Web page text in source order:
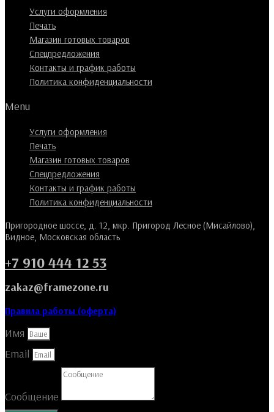
Услуги оформления
Печать
Магазин готовых товаров
Спецпредложения
Контакты и график работы
Политика конфиденциальности
Menu
Услуги оформления
Печать
Магазин готовых товаров
Спецпредложения
Контакты и график работы
Политика конфиденциальности
Пригородное шоссе, д. 12, мкр. Пригород Лесное (Мисайлово),
Видное, Московская область
+7 910 444 12 53
zakaz@framezone.ru
Правила работы (оферта)
Имя
Email
Сообщение